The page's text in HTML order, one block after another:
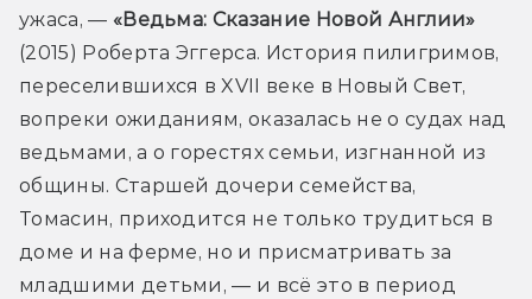
ужаса, — «Ведьма: Сказание Новой Англии»
(2015) Роберта Эггерса. История пилигримов,
переселившихся в XVII веке в Новый Свет,
вопреки ожиданиям, оказалась не о судах над
ведьмами, а о горестях семьи, изгнанной из
общины. Старшей дочери семейства,
Томасин, приходится не только трудиться в
доме и на ферме, но и присматривать за
младшими детьми, — и всё это в период